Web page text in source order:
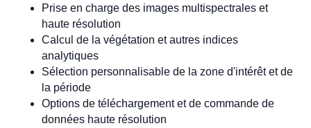
Prise en charge des images multispectrales et
haute résolution
Calcul de la végétation et autres indices
analytiques
Sélection personnalisable de la zone d'intérêt et de
la période
Options de téléchargement et de commande de
données haute résolution